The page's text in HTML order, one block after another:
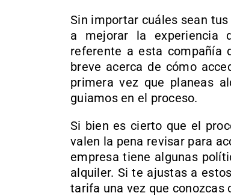
Sin importar cuáles sean
a mejorar la experiencia
referente a esta compañía
breve acerca de cómo
primera vez que planeas
guiamos en el proceso.
Si bien es cierto que el
valen la pena revisar para
empresa tiene algunas
alquiler. Si te ajustas a
tarifa una vez que conozcas